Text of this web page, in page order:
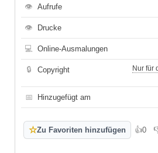
👁 Aufrufe
👁 Drucke
💻 Online-Ausmalungen
🔒 Copyright
Nur für
📅 Hinzugefügt am
☆Zu Favoriten hinzufügen 👍0